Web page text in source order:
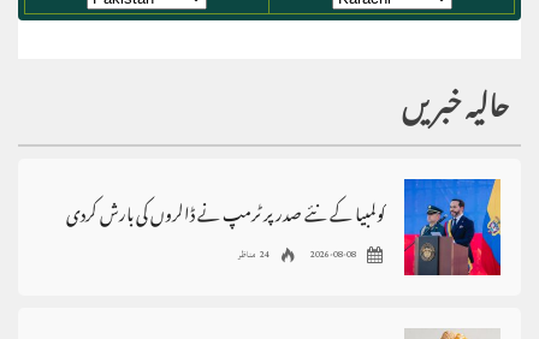
حالیہ خبریں
کولمبیا کے نئے صدر پر ٹرمپ نے ڈالروں کی بارش کردی
2026-08-08 24 مناظر